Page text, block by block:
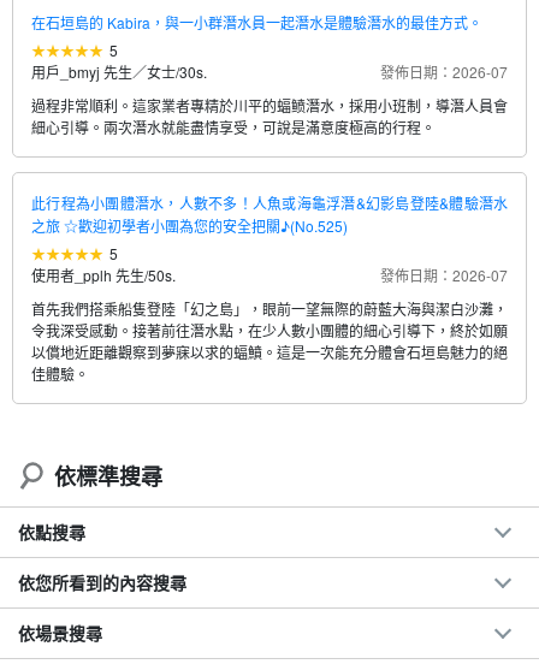
在石垣島的 Kabira，與一小群潛水員一起潛水是體驗潛水的最佳方式。
5
用戶_bmyj 先生／女士/30s.
發佈日期：2026-07
過程非常順利。這家業者專精於川平的蝠鲼潛水，採用小班制，導潛人員會
細心引導。兩次潛水就能盡情享受，可說是滿意度極高的行程。
此行程為小團體潛水，人數不多！人魚或海龜浮潛&幻影島登陸&體驗潛水
之旅 ☆歡迎初學者小團為您的安全把關♪(No.525)
5
使用者_pplh 先生/50s.
發佈日期：2026-07
首先我們搭乘船隻登陸「幻之島」，眼前一望無際的蔚藍大海與潔白沙灘，
令我深受感動。接著前往潛水點，在少人數小團體的細心引導下，終於如願
以償地近距離觀察到夢寐以求的蝠鱝。這是一次能充分體會石垣島魅力的絕
佳體驗。
依標準搜尋
依點搜尋
依您所看到的內容搜尋
依場景搜尋